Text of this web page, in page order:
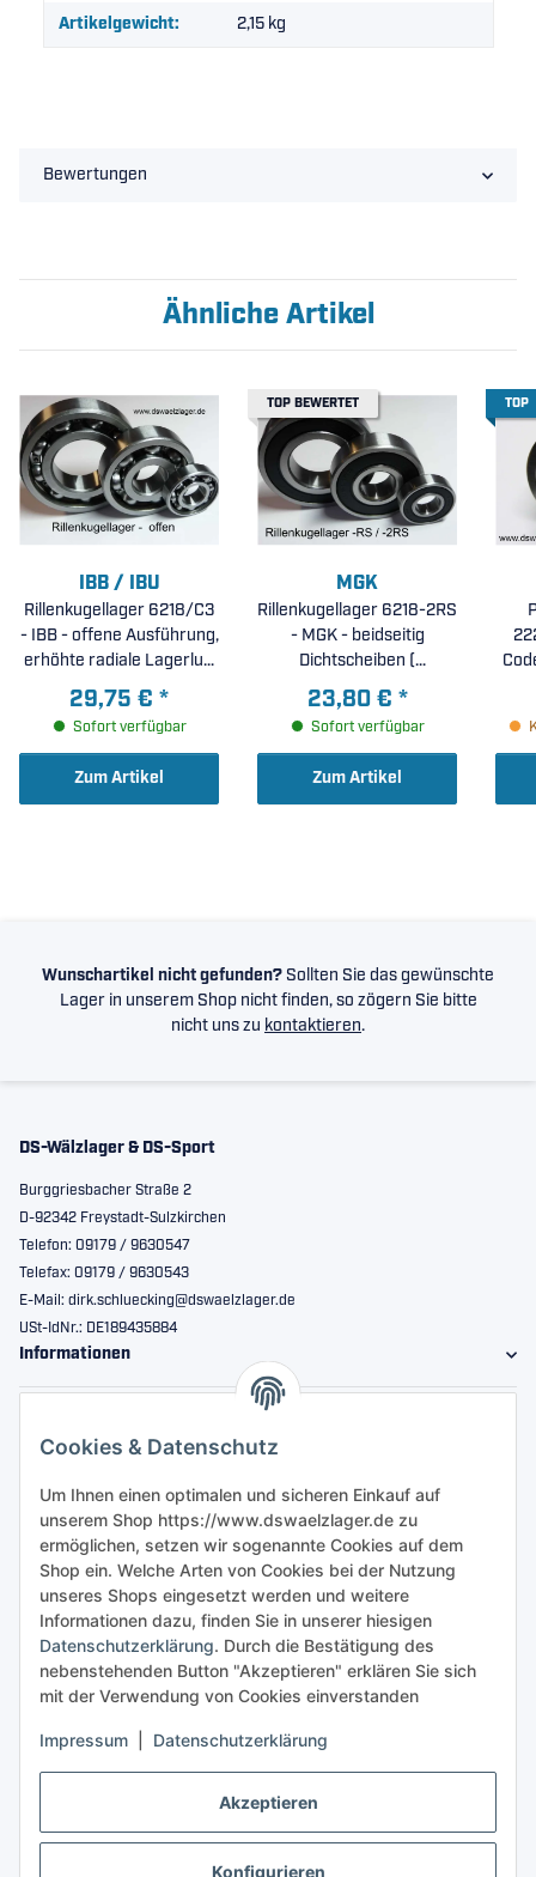
Akzeptieren
Konfigurieren
Cookies & Datenschutz
Um Ihnen einen optimalen und sicheren Einkauf auf
unserem Shop https://www.dswaelzlager.de zu
ermöglichen, setzen wir sogenannte Cookies auf dem
Shop ein. Welche Arten von Cookies bei der Nutzung
unseres Shops eingesetzt werden und weitere
Informationen dazu, finden Sie in unserer hiesigen
Datenschutzerklärung. Durch die Bestätigung des
nebenstehenden Button "Akzeptieren" erklären Sie sich
mit der Verwendung von Cookies einverstanden
Impressum Datenschutzerklärung
Artikelgewicht: 2,15 kg
Bewertungen
Ähnliche Artikel
IBB / IBU
Rillenkugellager 6218/C3
- IBB - offene Ausführung,
erhöhte radiale Lagerluft
C3 ( 90x160x30mm )
29,75 € *
Sofort verfügbar
Zum Artikel
TOP BEWERTET
MGK
Rillenkugellager 6218-2RS
- MGK - beidseitig
Dichtscheiben (
90x160x30mm )
23,80 € *
Sofort verfügbar
Zum Artikel
TOP
Wunschartikel nicht gefunden? Sollten Sie das gewünschte
Lager in unserem Shop nicht finden, so zögern Sie bitte
nicht uns zu kontaktieren.
DS-Wälzlager & DS-Sport
Burggriesbacher Straße 2
D-92342 Freystadt-Sulzkirchen
Telefon: 09179 / 9630547
Telefax: 09179 / 9630543
E-Mail: dirk.schluecking@dswaelzlager.de
USt-IdNr.: DE189435884
Informationen